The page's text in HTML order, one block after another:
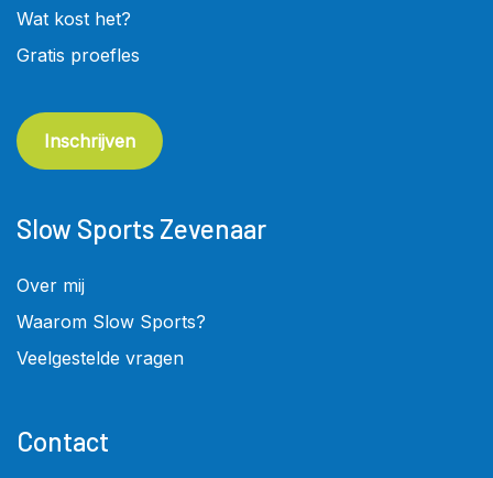
Wat kost het?
Gratis proefles
Inschrijven
Slow Sports Zevenaar
Over mij
Waarom Slow Sports?
Veelgestelde vragen
Contact